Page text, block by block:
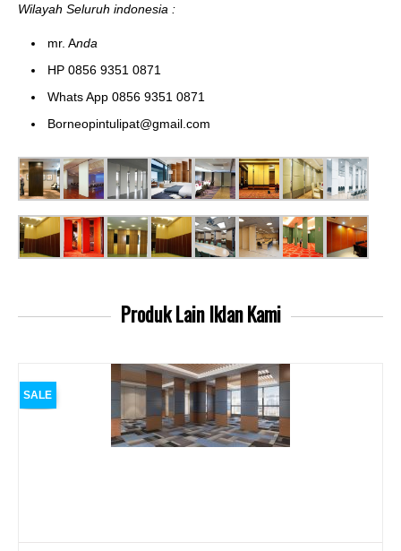
Wilayah Seluruh indonesia :
mr. Anda
HP 0856 9351 0871
Whats App 0856 9351 0871
Borneopintulipat@gmail.com
Produk LainIklan Kami
SALE